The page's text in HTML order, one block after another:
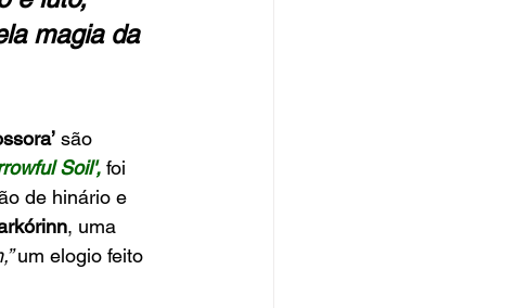
magia da
são
Soil', foi
de hinário e
, uma
um elogio feito